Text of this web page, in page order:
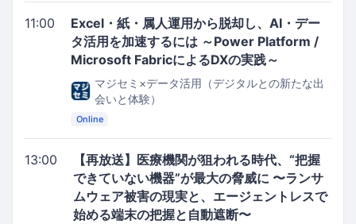
11:00
Excel・紙・属人運用から脱却し、AI・デー
タ活用を加速するには ～Power Platform /
Microsoft FabricによるDXの実践～
マジセミ×データ活用（デジタルとの新たな出
会いと体験）
Online
13:00
【再放送】医療機関が狙われる時代、“把握
できていない機器”が最大の脅威に 〜ランサ
ムウェア被害の現実と、エージェントレスで
始める端末の把握と自動遮断〜